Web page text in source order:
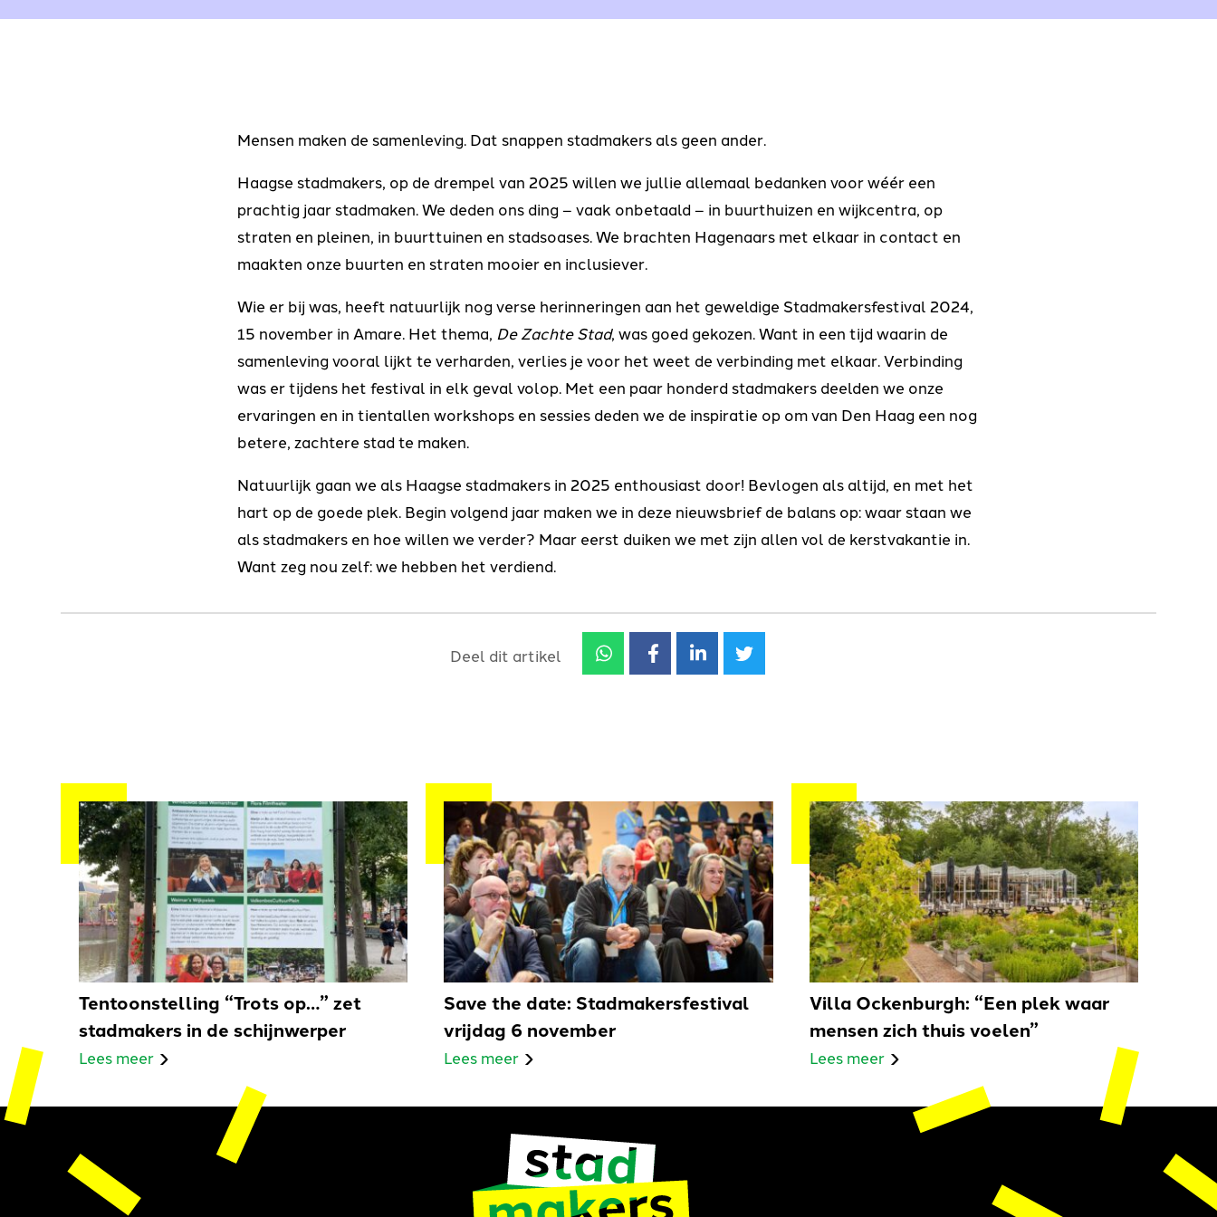
Mensen maken de samenleving. Dat snappen stadmakers als geen ander.
Haagse stadmakers, op de drempel van 2025 willen we jullie allemaal bedanken voor wéér een
prachtig jaar stadmaken. We deden ons ding – vaak onbetaald – in buurthuizen en wijkcentra, op
straten en pleinen, in buurttuinen en stadsoases. We brachten Hagenaars met elkaar in contact en
maakten onze buurten en straten mooier en inclusiever.
Wie er bij was, heeft natuurlijk nog verse herinneringen aan het geweldige Stadmakersfestival 2024,
15 november in Amare. Het thema, De Zachte Stad, was goed gekozen. Want in een tijd waarin de
samenleving vooral lijkt te verharden, verlies je voor het weet de verbinding met elkaar. Verbinding
was er tijdens het festival in elk geval volop. Met een paar honderd stadmakers deelden we onze
ervaringen en in tientallen workshops en sessies deden we de inspiratie op om van Den Haag een nog
betere, zachtere stad te maken.
Natuurlijk gaan we als Haagse stadmakers in 2025 enthousiast door! Bevlogen als altijd, en met het
hart op de goede plek. Begin volgend jaar maken we in deze nieuwsbrief de balans op: waar staan we
als stadmakers en hoe willen we verder? Maar eerst duiken we met zijn allen vol de kerstvakantie in.
Want zeg nou zelf: we hebben het verdiend.
Deel dit artikel
Tentoonstelling “Trots op…” zet
stadmakers in de schijnwerper
Lees meer
Save the date: Stadmakersfestival
vrijdag 6 november
Lees meer
Villa Ockenburgh: “Een plek waar
mensen zich thuis voelen”
Lees meer